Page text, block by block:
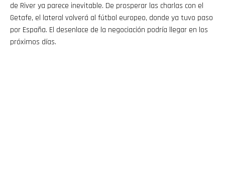
de River ya parece inevitable. De prosperar las charlas con el
Getafe, el lateral volverá al fútbol europeo, donde ya tuvo paso
por España. El desenlace de la negociación podría llegar en los
próximos días.